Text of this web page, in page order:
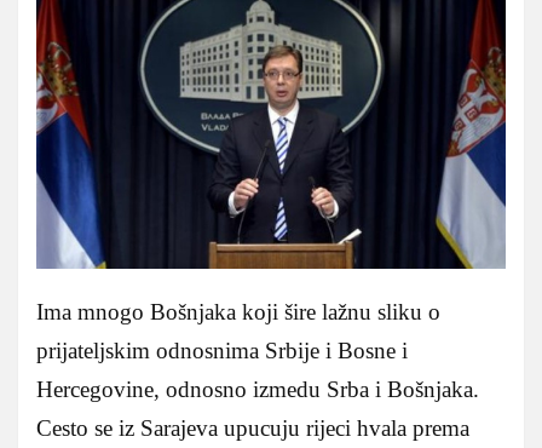
Ima mnogo Bošnjaka koji šire lažnu sliku o
prijateljskim odnosnima Srbije i Bosne i
Hercegovine, odnosno izmedu Srba i Bošnjaka.
Cesto se iz Sarajeva upucuju rijeci hvala prema